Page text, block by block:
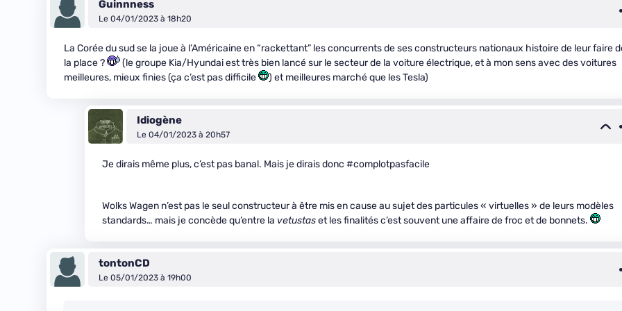
Guinnness
Le 04/01/2023 à 18h20
La Corée du sud se la joue à l’Américaine en “rackettant” les concurrents de ses constructeurs nationaux histoire de leur faire
la place ?
(le groupe Kia/Hyundai est très bien lancé sur le secteur de la voiture électrique, et à mon sens avec des voitures
meilleures, mieux finies (ça c’est pas difficile
) et meilleures marché que les Tesla)
Idiogène
Le 04/01/2023 à 20h57
Je dirais même plus, c’est pas banal. Mais je dirais donc #complotpasfacile
Wolks Wagen n’est pas le seul constructeur à être mis en cause au sujet des particules « virtuelles » de leurs modèles
standards… mais je concède qu’entre la vetustaset les finalités c’est souvent une affaire de froc et de bonnets.
tontonCD
Le 05/01/2023 à 19h00